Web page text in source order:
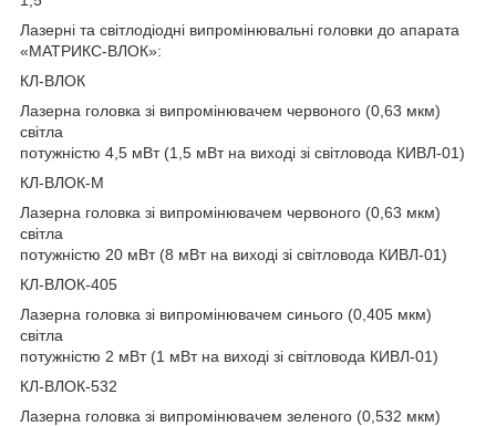
Лазерні та світлодіодні випромінювальні головки до апарата
«МАТРИКС-ВЛОК»:
КЛ-ВЛОК
Лазерна головка зі випромінювачем червоного (0,63 мкм)
світла
потужністю 4,5 мВт (1,5 мВт на виході зі світловода КИВЛ-01)
КЛ-ВЛОК-М
Лазерна головка зі випромінювачем червоного (0,63 мкм)
світла
потужністю 20 мВт (8 мВт на виході зі світловода КИВЛ-01)
КЛ-ВЛОК-405
Лазерна головка зі випромінювачем синього (0,405 мкм)
світла
потужністю 2 мВт (1 мВт на виході зі світловода КИВЛ-01)
КЛ-ВЛОК-532
Лазерна головка зі випромінювачем зеленого (0,532 мкм)